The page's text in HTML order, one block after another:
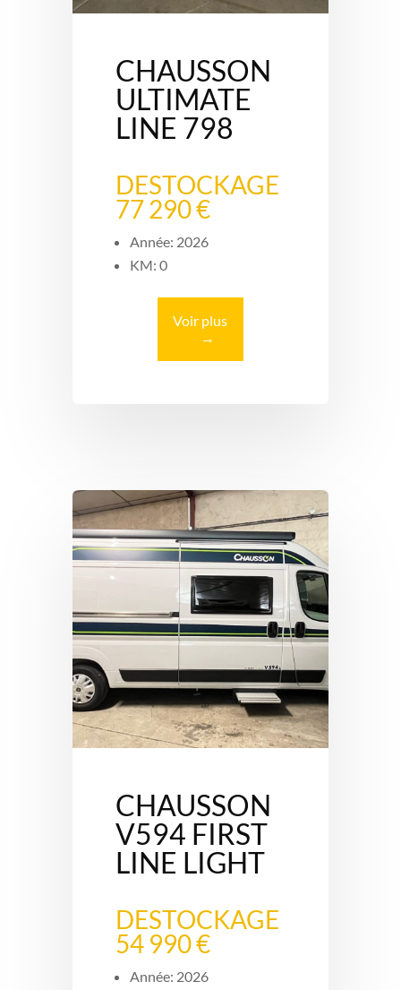
CHAUSSON
ULTIMATE
LINE 798
DESTOCKAGE
77 290 €
Année: 2026
KM: 0
Voir plus
→
CHAUSSON
V594 FIRST
LINE LIGHT
DESTOCKAGE
54 990 €
Année: 2026